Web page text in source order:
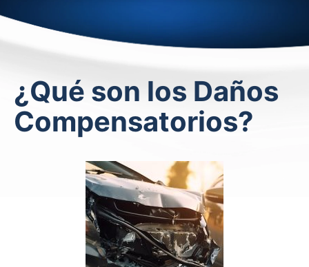
¿Qué son los Daños
Compensatorios?